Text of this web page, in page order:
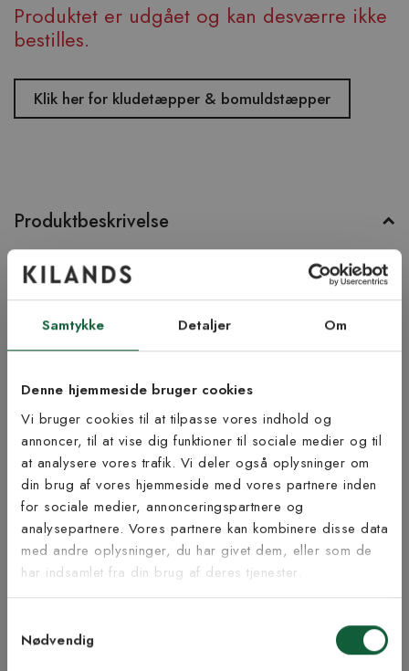
Samtykke Detaljer Om
Denne hjemmeside bruger cookies
Vi bruger cookies til at tilpasse vores indhold og
annoncer, til at vise dig funktioner til sociale medier og til
at analysere vores trafik. Vi deler også oplysninger om
din brug af vores hjemmeside med vores partnere inden
for sociale medier, annonceringspartnere og
analysepartnere. Vores partnere kan kombinere disse data
med andre oplysninger, du har givet dem, eller som de
har indsamlet fra din brug af deres tjenester.
Nødvendig
Produktet er udgået og kan desværre ikke
bestilles.
Klik her for kludetæpper & bomuldstæpper
Produktbeskrivelse
En lättplacerad, neutral trasmatta i bomull. Här i färgen svart.
Fotograferad i storleken 70 x 150 cm.
Produktinformation
Bæredygtighed
Inspiration fra @kilandsofficial
Tilmeld dig vores
nyhedsbrev
Vær blandt de første til at modtage vores tilbud,
tips og nyheder.